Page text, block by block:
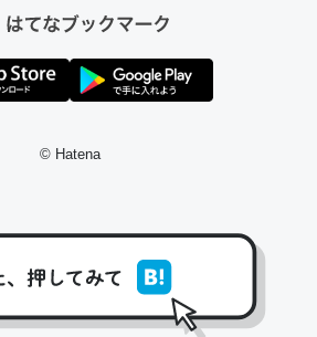
上に伸ばす効果があるはず……
的に変化した｜tayorini by LIFULL介護
境作ったけどAlexaしか使わないので
らないですよ。参考：
entry/2019/05/15/1805
© Hatena